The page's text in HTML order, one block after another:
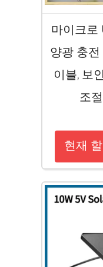
마이크로
양광 충
이블, 보
조
현재